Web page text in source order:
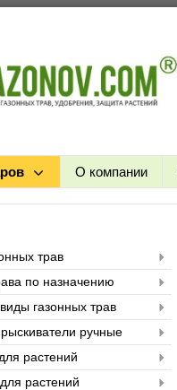
О компании
трав
по назначению
газонных трав
ручные
растений
растений